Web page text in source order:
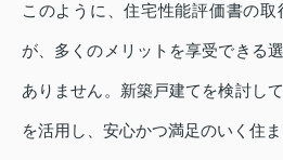
このように、住宅性能評価書の
が、多くのメリットを享受できる
ありません。新築戸建てを検討し
を活用し、安心かつ満足のいく住